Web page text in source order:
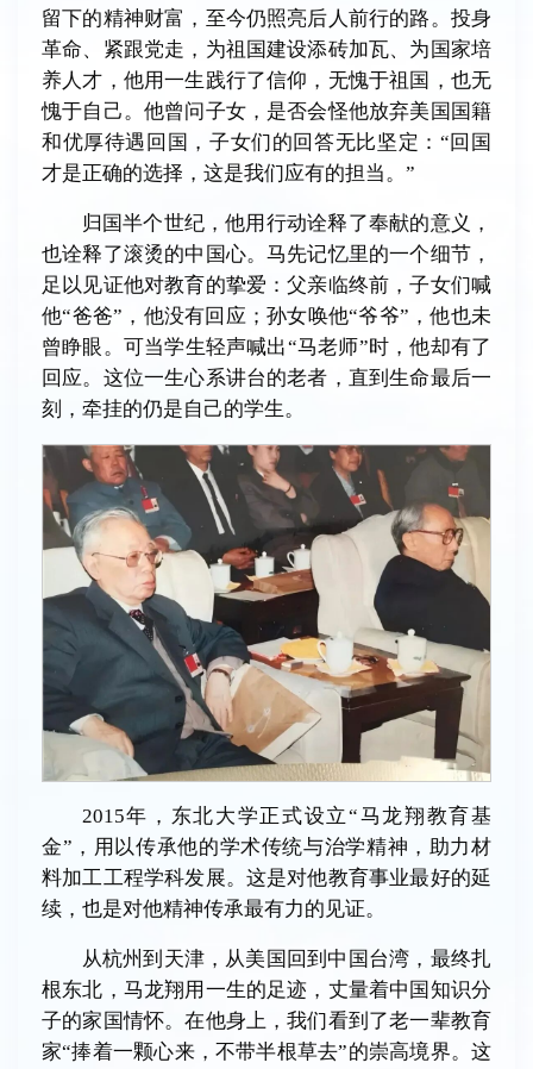
留下的精神财富，至今仍照亮后人前行的路。投身
革命、紧跟党走，为祖国建设添砖加瓦、为国家培
养人才，他用一生践行了信仰，无愧于祖国，也无
愧于自己。他曾问子女，是否会怪他放弃美国国籍
和优厚待遇回国，子女们的回答无比坚定：“回国
才是正确的选择，这是我们应有的担当。”
归国半个世纪，他用行动诠释了奉献的意义，
也诠释了滚烫的中国心。马先记忆里的一个细节，
足以见证他对教育的挚爱：父亲临终前，子女们喊
他“爸爸”，他没有回应；孙女唤他“爷爷”，他也未
曾睁眼。可当学生轻声喊出“马老师”时，他却有了
回应。这位一生心系讲台的老者，直到生命最后一
刻，牵挂的仍是自己的学生。
2015年，东北大学正式设立“马龙翔教育基
金”，用以传承他的学术传统与治学精神，助力材
料加工工程学科发展。这是对他教育事业最好的延
续，也是对他精神传承最有力的见证。
从杭州到天津，从美国回到中国台湾，最终扎
根东北，马龙翔用一生的足迹，丈量着中国知识分
子的家国情怀。在他身上，我们看到了老一辈教育
家“捧着一颗心来，不带半根草去”的崇高境界。这